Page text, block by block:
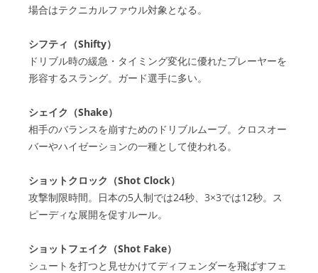
場合はテクニカルファウル対象となる。
シフティ（Shifty）
ドリブル時の緩急・タイミング変化に優れたプレーヤーを
形容するスラング。ガード選手に多い。
シェイク（Shake）
相手のバランスを崩すためのドリブルムーブ。クロスオー
バーやハイゼーションの一種として使われる。
ショットクロック（Shot Clock）
攻撃制限時間。日本の5人制では24秒、3×3では12秒。ス
ピーディな展開を促すルール。
ショットフェイク（Shot Fake）
シュートを打つと見せかけてディフェンダーを飛ばすフェ